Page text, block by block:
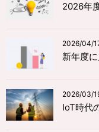
2026年
2026/04/
新年度
2026/03/
IoT時代